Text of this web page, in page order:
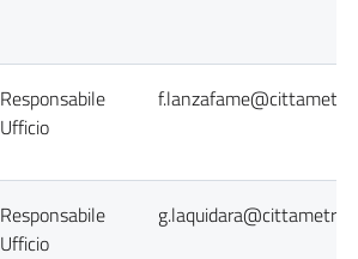
Responsabile
Ufficio
Responsabile
Ufficio